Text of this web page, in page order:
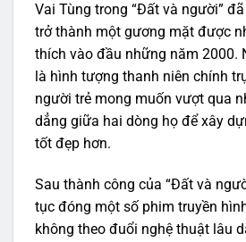
Vai Tùng trong “Đất và người”
trở thành một gương mặt được
thích vào đầu những năm 2000.
là hình tượng thanh niên chính
người trẻ mong muốn vượt qua
dẳng giữa hai dòng họ để xây
tốt đẹp hơn.
Sau thành công của “Đất và
tục đóng một số phim truyền
không theo đuổi nghệ thuật lâu